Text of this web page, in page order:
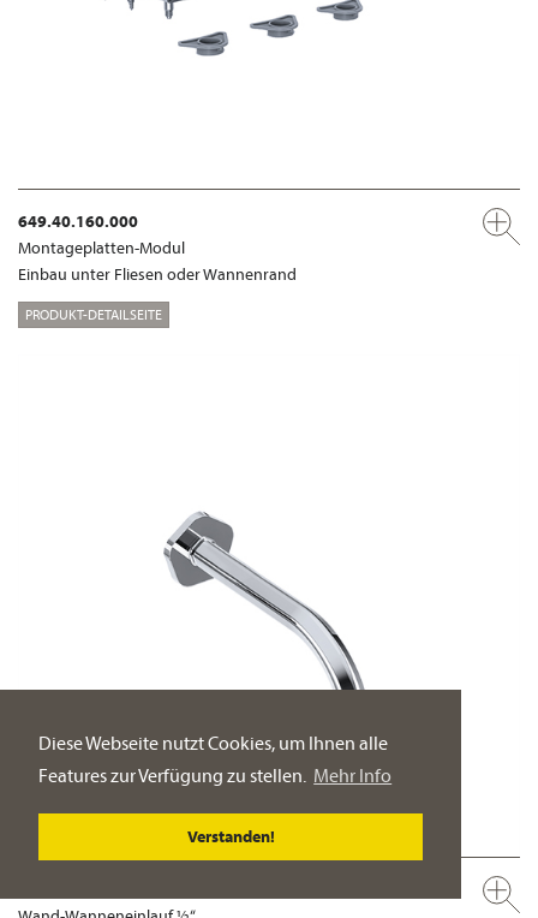
Diese Webseite nutzt Cookies, um Ihnen alle
Features zur Verfügung zu stellen. Mehr Info
Verstanden!
649.40.160.000
Montageplatten-Modul
Einbau unter Fliesen oder Wannenrand
PRODUKT-DETAILSEITE